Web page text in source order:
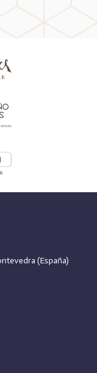
(España)